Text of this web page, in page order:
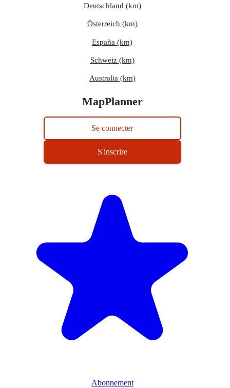
Deutschland (km)
Österreich (km)
España (km)
Schweiz (km)
Australia (km)
MapPlanner
Se connecter
S'inscrire
Abonnement